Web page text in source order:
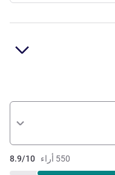
550 أراء 8.9/10